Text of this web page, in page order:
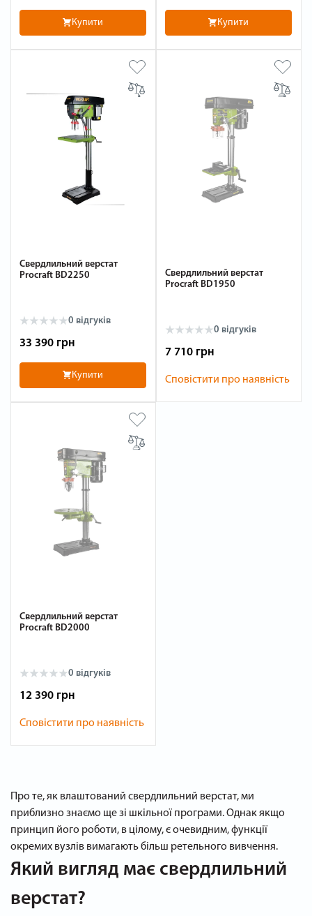
Купити Купити
Свердлильний верстат
Procraft BD2250
0 відгуків
33 390 грн
Купити
Свердлильний верстат
Procraft BD1950
0 відгуків
7 710 грн
Сповістити про наявність
Свердлильний верстат
Procraft BD2000
0 відгуків
12 390 грн
Сповістити про наявність
Про те, як влаштований свердлильний верстат, ми
приблизно знаємо ще зі шкільної програми. Однак якщо
принцип його роботи, в цілому, є очевидним, функції
окремих вузлів вимагають більш ретельного вивчення.
Який вигляд має свердлильний
верстат?